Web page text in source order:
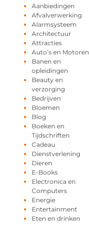
Aanbiedingen
Afvalverwerking
Alarmsysteem
Architectuur
Attracties
Auto’s en Motoren
Banen en
opleidingen
Beauty en
verzorging
Bedrijven
Bloemen
Blog
Boeken en
Tijdschriften
Cadeau
Dienstverlening
Dieren
E-Books
Electronica en
Computers
Energie
Entertainment
Eten en drinken